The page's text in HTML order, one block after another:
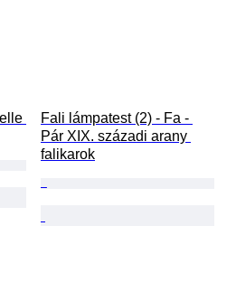
Fali lámpatest (2) - Fa -
Pár XIX. századi arany
falikarok